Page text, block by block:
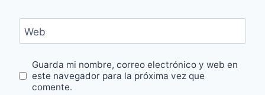
Web
Guarda mi nombre, correo electrónico y web en
este navegador para la próxima vez que
comente.